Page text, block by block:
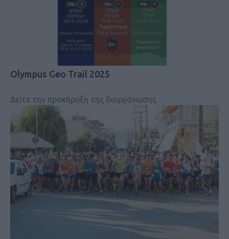
Olympus Geo Trail 2025
Δείτε την προκήρυξη της διοργάνωσης